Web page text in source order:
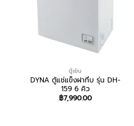
ตู้เย็น
DYNA ตู้แช่แข็งฝาทึบ รุ่น DH-
159 6 คิว
฿7,990.00